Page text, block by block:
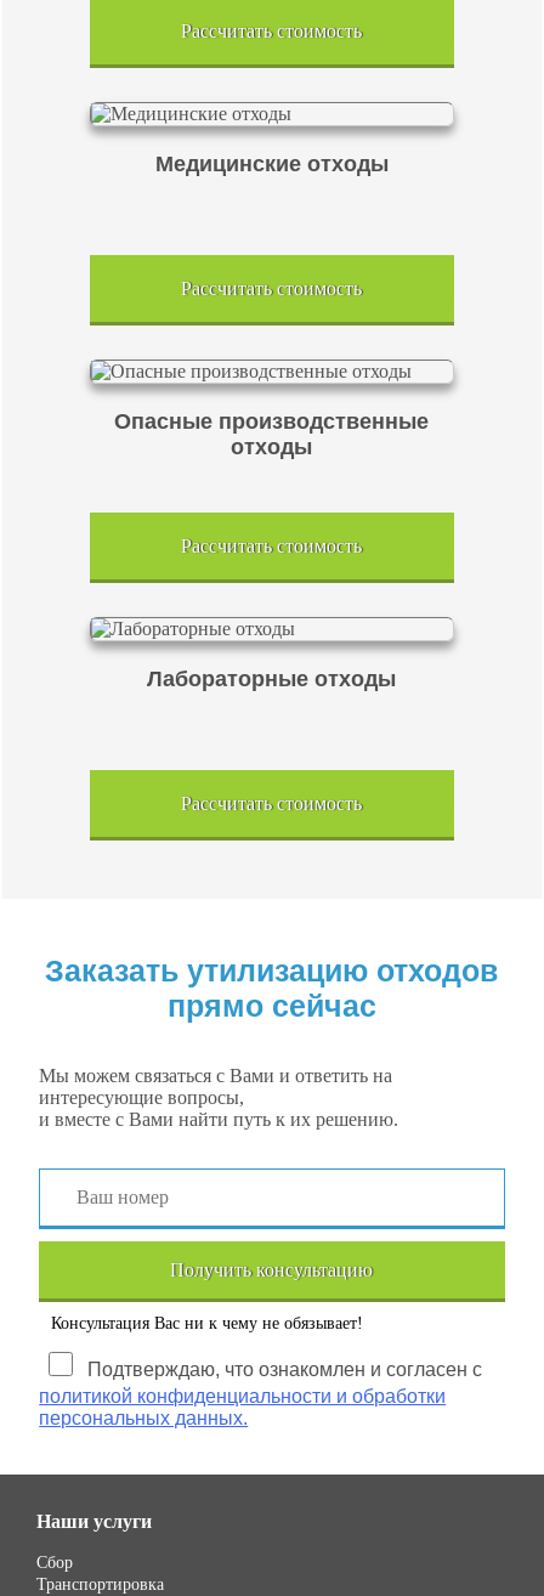
Рассчитать стоимость
Медицинские отходы
Рассчитать стоимость
Опасные производственные
отходы
Рассчитать стоимость
Лабораторные отходы
Рассчитать стоимость
Заказать утилизацию отходов
прямо сейчас
Мы можем связаться с Вами и ответить на
интересующие вопросы,
и вместе с Вами найти путь к их решению.
Получить консультацию
Консультация Вас ни к чему не обязывает!
Подтверждаю, что ознакомлен и согласен с
политикой конфиденциальности и обработки
персональных данных.
Наши услуги
Сбор
Транспортировка